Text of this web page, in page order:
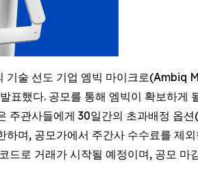
술 선도 기업 엠빅 마이크로(Ambiq
했다. 공모를 통해 엠빅이 확보하게
주관사들에게 30일간의 초과배정 옵
며, 공모가에서 주간사 수수료를 제
로 거래가 시작될 예정이며, 공모 마